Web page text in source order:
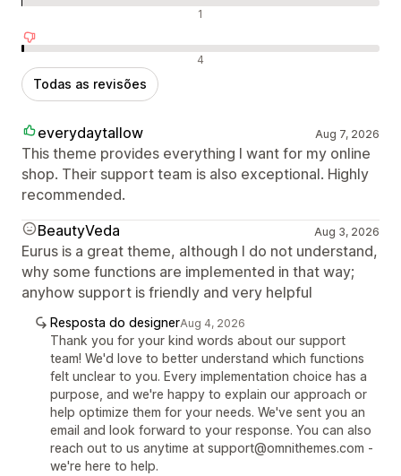
Avaliações neutras 1
Avaliações negativas 4
Todas as revisões
everydaytallow Aug 7, 2026
This theme provides everything I want for my online
shop. Their support team is also exceptional. Highly
recommended.
BeautyVeda
Aug 3, 2026
Eurus is a great theme, although I do not understand,
why some functions are implemented in that way;
anyhow support is friendly and very helpful
Resposta do designerAug 4, 2026
Thank you for your kind words about our support
team! We'd love to better understand which functions
felt unclear to you. Every implementation choice has a
purpose, and we're happy to explain our approach or
help optimize them for your needs. We've sent you an
email and look forward to your response. You can also
reach out to us anytime at support@omnithemes.com -
we're here to help.